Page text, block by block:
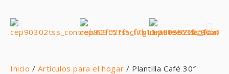
Inicio /Artículos para el hogar / Plantilla Café 30″